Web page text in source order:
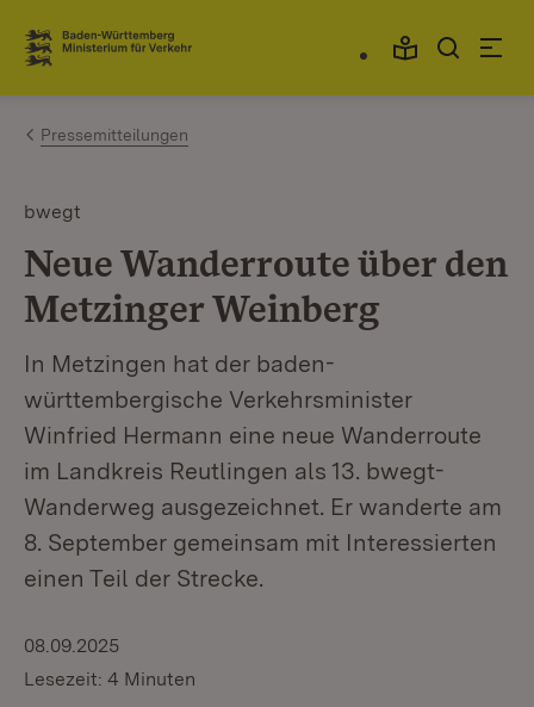
Zum Inhalt springen
Link zur Startseite
Pressemitteilungen
bwegt
Neue Wanderroute über den
Metzinger Weinberg
In Metzingen hat der baden-
württembergische Verkehrsminister
Winfried Hermann eine neue Wanderroute
im Landkreis Reutlingen als 13. bwegt-
Wanderweg ausgezeichnet. Er wanderte am
8. September gemeinsam mit Interessierten
einen Teil der Strecke.
08.09.2025
Lesezeit: 4 Minuten